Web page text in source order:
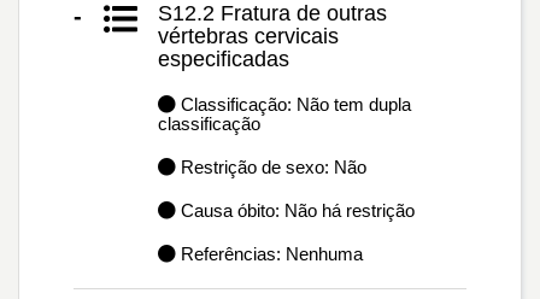
-
S12.2 Fratura de outras
vértebras cervicais
especificadas
Classificação: Não tem dupla
classificação
Restrição de sexo: Não
Causa óbito: Não há restrição
Referências: Nenhuma